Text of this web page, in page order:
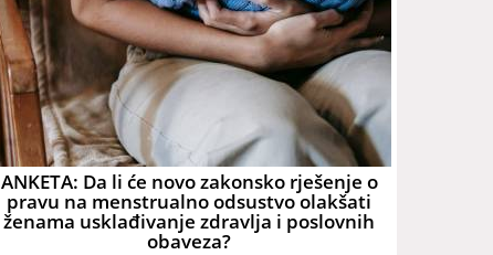
ANKETA: Da li će novo zakonsko rješenje o
pravu na menstrualno odsustvo olakšati
ženama usklađivanje zdravlja i poslovnih
obaveza?